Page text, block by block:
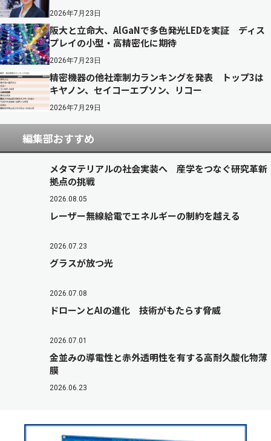
2026年7月23日
阪大と立命大、AlGaNで多色発光LEDを実証 ディス
プレイの小型・高精密化に期待
2026年7月23日
精密機器の他社牽制力ランキングを発表 トップ3は
キヤノン、セイコーエプソン、リコー
2026年7月29日
編集部おすすめ
メタマテリアルの社会実装へ 産学をつなぐ研究革新
拠点の挑戦
2026.08.05
レーザー無線給電でエネルギーの制約を越える
2026.07.23
グラスが放つ光
2026.07.08
ドローンとAIの進化 技術がもたらす脅威
2026.07.01
金並みの導電性と赤外透明性を有する高耐久酸化物薄
膜
2026.06.23